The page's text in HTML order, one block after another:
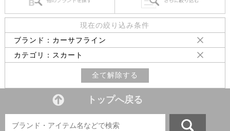
現在の絞り込み条件
ブランド：カーサフライン
カテゴリ：スカート
全て解除する
トップへ戻る